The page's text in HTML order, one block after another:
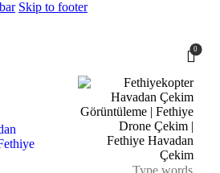
Skip to footer
0